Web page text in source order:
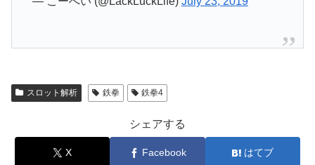
スロット解析 鉄拳 鉄拳4
シェアする
X Facebook はてブ